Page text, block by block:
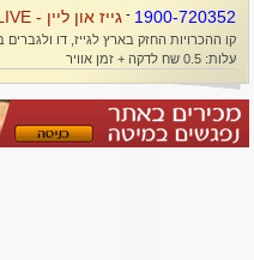
1900-720352
- גייז און ליין - LIVE
קו ההכרויות החזק בארץ לגייז, דו ולגברים
עלות: 0.5 שח לדקה + זמן אוויר